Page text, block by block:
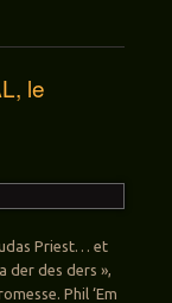
le
Priest… et
der des ders »,
Phil ‘Em